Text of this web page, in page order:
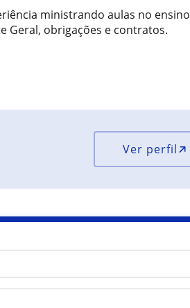
ministrando aulas no ensino
Geral, obrigações e contratos.
Ver perfil